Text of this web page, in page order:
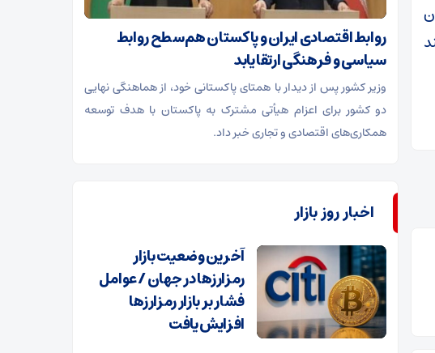
روابط اقتصادی ایران و پاکستان هم‌سطح روابط
سیاسی و فرهنگی ارتقا یابد
وزیر کشور پس از دیدار با همتای پاکستانی خود، از هماهنگی نهایی
دو کشور برای اعزام هیأتی مشترک به پاکستان با هدف توسعه
همکاری‌های اقتصادی و تجاری خبر داد.
اخبار روز بازار
آخرین وضعیت بازار
رمزارزها در جهان / عوامل
فشار بر بازار رمزارزها
افزایش یافت